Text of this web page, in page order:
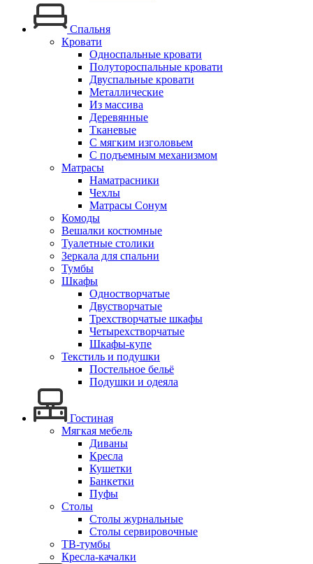
Спальня
Кровати
Односпальные кровати
Полутороспальные кровати
Двуспальные кровати
Металлические
Из массива
Деревянные
Тканевые
С мягким изголовьем
С подъемным механизмом
Матрасы
Наматрасники
Чехлы
Матрасы Сонум
Комоды
Вешалки костюмные
Туалетные столики
Зеркала для спальни
Тумбы
Шкафы
Одностворчатые
Двустворчатые
Трехстворчатые шкафы
Четырехстворчатые
Шкафы-купе
Текстиль и подушки
Постельное бельё
Подушки и одеяла
Гостиная
Мягкая мебель
Диваны
Кресла
Кушетки
Банкетки
Пуфы
Столы
Столы журнальные
Столы сервировочные
ТВ-тумбы
Кресла-качалки